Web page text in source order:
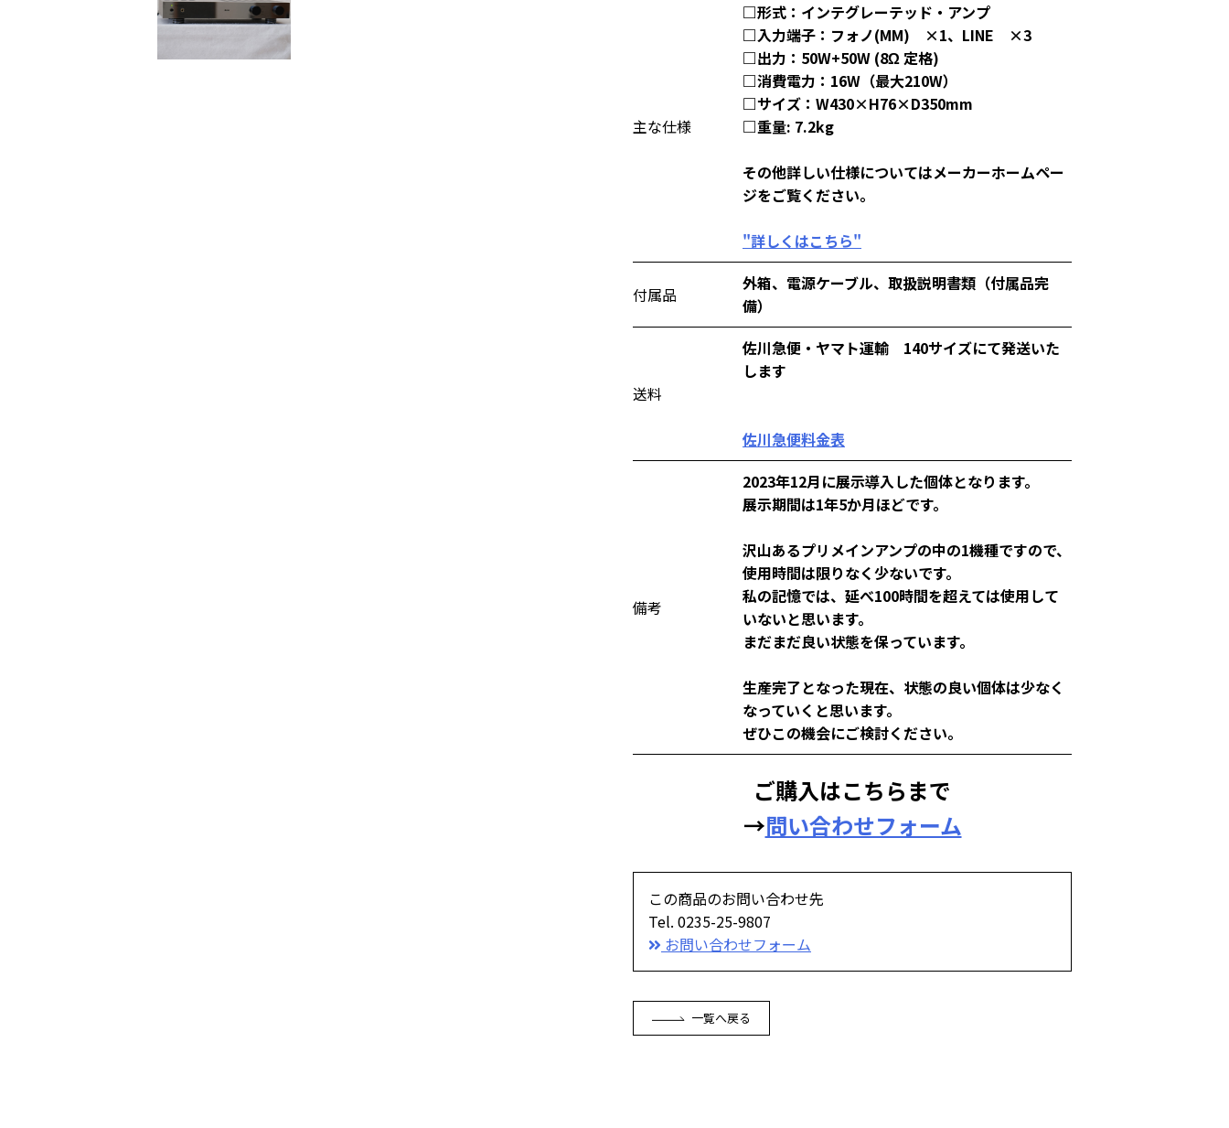
主な仕様
□形式：インテグレーテッド・アンプ
□入力端子：フォノ(MM) ×1、LINE ×3
□出力：50W+50W (8Ω 定格)
□消費電力：16W（最大210W）
□サイズ：W430×H76×D350mm
□重量: 7.2kg
その他詳しい仕様についてはメーカーホームペー
ジをご覧ください。
"詳しくはこちら"
付属品
外箱、電源ケーブル、取扱説明書類（付属品完
備）
送料
佐川急便・ヤマト運輸 140サイズにて発送いた
します
佐川急便料金表
備考
2023年12月に展示導入した個体となります。
展示期間は1年5か月ほどです。
沢山あるプリメインアンプの中の1機種ですので、
使用時間は限りなく少ないです。
私の記憶では、延べ100時間を超えては使用して
いないと思います。
まだまだ良い状態を保っています。
生産完了となった現在、状態の良い個体は少なく
なっていくと思います。
ぜひこの機会にご検討ください。
ご購入はこちらまで
→問い合わせフォーム
この商品のお問い合わせ先
Tel. 0235-25-9807
お問い合わせフォーム
一覧へ戻る